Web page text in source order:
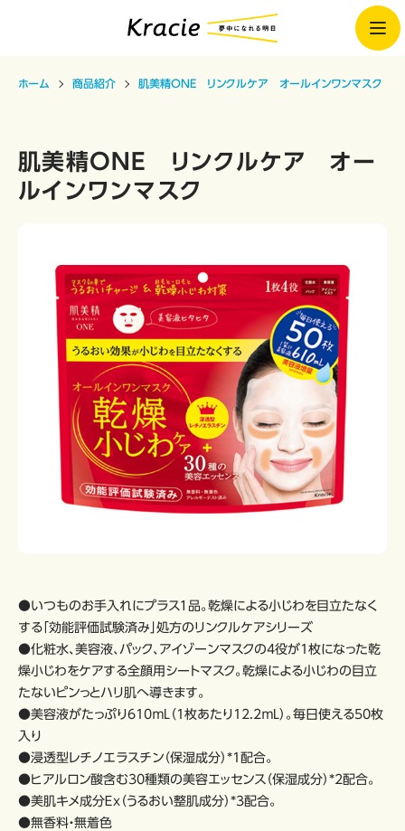
ホーム 商品紹介 肌美精ONE リンクルケア オールインワンマスク
肌美精ONE リンクルケア オー
ルインワンマスク
●いつものお手入れにプラス１品。乾燥による小じわを目立たなく
する「効能評価試験済み」処方のリンクルケアシリーズ
●化粧水、美容液、パック、アイゾーンマスクの4役が1枚になった乾
燥小じわをケアする全顔用シートマスク。乾燥による小じわの目立
たないピンっとハリ肌へ導きます。
●美容液がたっぷり610ｍL（1枚あたり12.2ｍL）。毎日使える50枚
入り
●浸透型レチノエラスチン（保湿成分）*1配合。
●ヒアルロン酸含む30種類の美容エッセンス（保湿成分）*2配合。
●美肌キメ成分Ｅｘ（うるおい整肌成分）*3配合。
●無香料・無着色